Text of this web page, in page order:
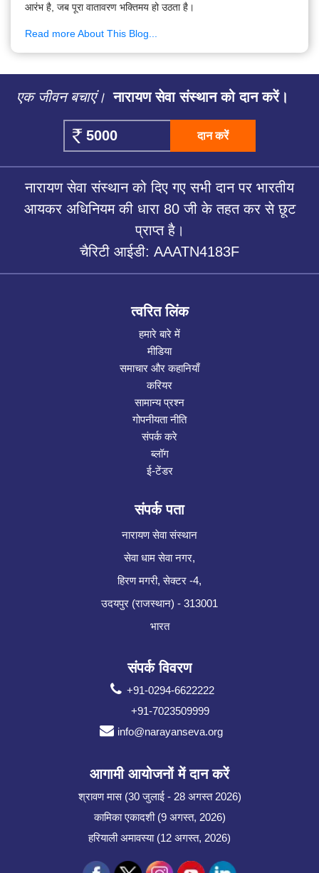
आरंभ है, जब पूरा वातावरण भक्तिमय हो उठता है।
Read more About This Blog...
एक जीवन बचाएं। नारायण सेवा संस्थान को दान करें।
दान करें
नारायण सेवा संस्थान को दिए गए सभी दान पर भारतीय
आयकर अधिनियम की धारा 80 जी के तहत कर से छूट
प्राप्त है।
चैरिटी आईडी: AAATN4183F
त्वरित लिंक
हमारे बारे में
मीडिया
समाचार और कहानियाँ
करियर
सामान्य प्रश्न
गोपनीयता नीति
संपर्क करे
ब्लॉग
ई-टेंडर
संपर्क पता
नारायण सेवा संस्थान
सेवा धाम सेवा नगर,
हिरण मगरी, सेक्टर -4,
उदयपुर (राजस्थान) - 313001
भारत
संपर्क विवरण
+91-0294-6622222
+91-7023509999
info@narayanseva.org
आगामी आयोजनों में दान करें
श्रावण मास (30 जुलाई - 28 अगस्त 2026)
कामिका एकादशी (9 अगस्त, 2026)
हरियाली अमावस्या (12 अगस्त, 2026)